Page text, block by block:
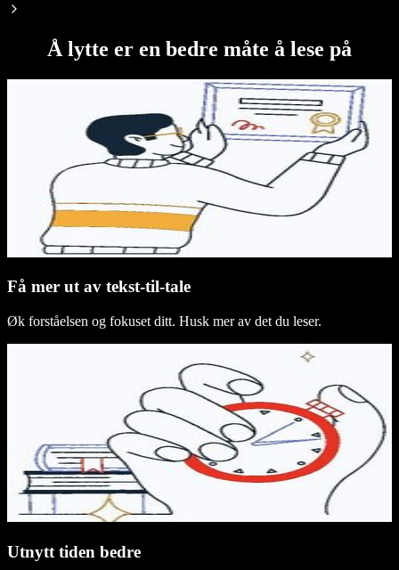
Å lytte er en bedre måte å lese på
Få mer ut av tekst‑til‑tale
Øk forståelsen og fokuset ditt. Husk mer av det du leser.
Utnytt tiden bedre